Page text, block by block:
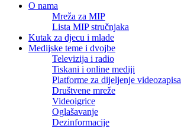
O nama
Mreža za MIP
Lista MIP stručnjaka
Kutak za djecu i mlade
Medijske teme i dvojbe
Televizija i radio
Tiskani i online mediji
Platforme za dijeljenje videozapisa
Društvene mreže
Videoigrice
Oglašavanje
Dezinformacije